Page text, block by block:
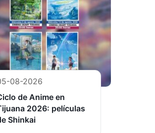
08-2026
de Anime en
2026: películas
Shinkai